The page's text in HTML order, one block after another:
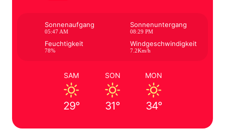
Sonnenaufgang
05:47 AM
Sonnenuntergang
08:29 PM
Feuchtigkeit
78%
Windgeschwindigkeit
7.2Km/h
SAM
29°
SON
31°
MON
34°